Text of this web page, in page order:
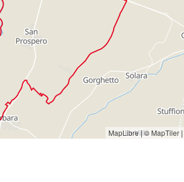
MapLibre|© MapTiler|